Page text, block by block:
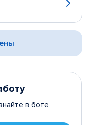
в боте